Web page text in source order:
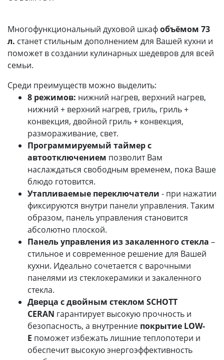
Многофункциональный духовой шкафобъёмом 73
л. станет стильным дополнением для Вашей кухни и
поможет в создании кулинарных шедевров для всей
семьи.
Среди преимуществ можно выделить:
8 режимов: нижний нагрев, верхний нагрев,
нижний + верхний нагрев, гриль, гриль +
конвекция, двойной гриль + конвекция,
размораживание, свет.
Программируемый таймер с
автоотключением позволит Вам
наслаждаться свободным временем, пока Ваше
блюдо готовится.
Утапливаемые переключатели - при нажатии
фиксируются внутри панели управления. Таким
образом, панель управления становится
абсолютно плоской.
Панель управления из закаленного стекла –
стильное и современное решение для Вашей
кухни. Идеально сочетается с варочными
панелями из стеклокерамики и закаленного
стекла.
Дверца с двойным стеклом SCHOTT
CERAN гарантирует высокую прочность и
безопасность, а внутренние покрытие LOW-
E поможет избежать лишние теплопотери и
обеспечит высокую энергоэффективность